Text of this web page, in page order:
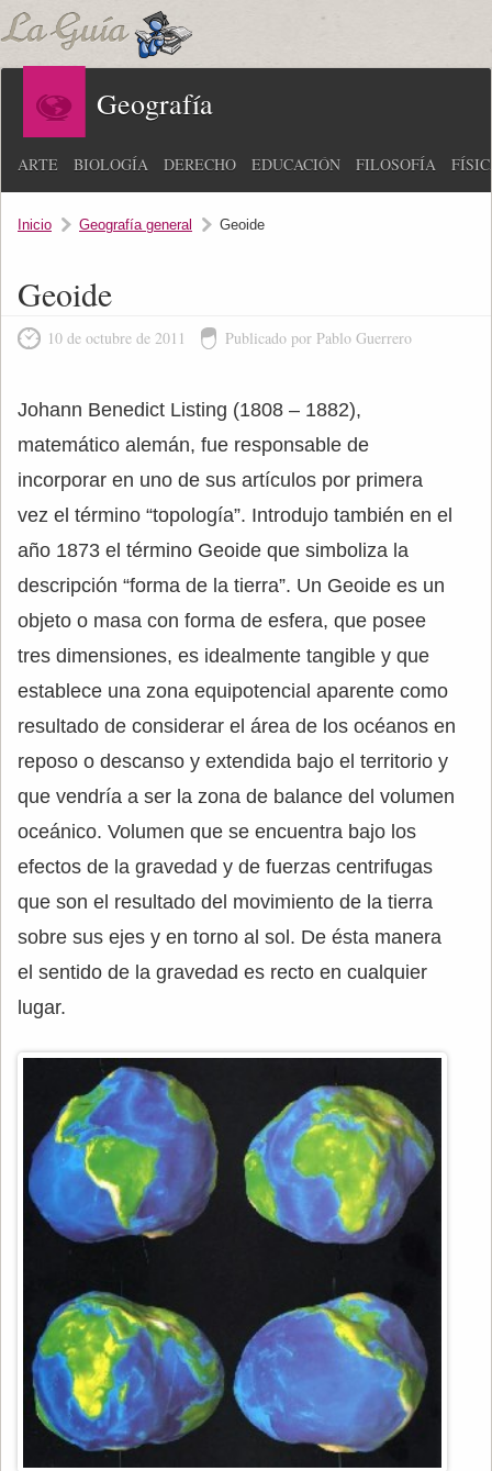
Geografía
ARTE BIOLOGÍA DERECHO EDUCACIÓN FILOSOFÍA
Inicio Geografía general Geoide
Geoide
10 de octubre de 2011 Publicado por Pablo Guerrero
Johann Benedict Listing (1808 – 1882),
matemático alemán, fue responsable de
incorporar en uno de sus artículos por primera
vez el término “topología”. Introdujo también en el
año 1873 el término Geoide que simboliza la
descripción “forma de la tierra”. Un Geoide es un
objeto o masa con forma de esfera, que posee
tres dimensiones, es idealmente tangible y que
establece una zona equipotencial aparente como
resultado de considerar el área de los océanos en
reposo o descanso y extendida bajo el territorio y
que vendría a ser la zona de balance del volumen
oceánico. Volumen que se encuentra bajo los
efectos de la gravedad y de fuerzas centrifugas
que son el resultado del movimiento de la tierra
sobre sus ejes y en torno al sol. De ésta manera
el sentido de la gravedad es recto en cualquier
lugar.